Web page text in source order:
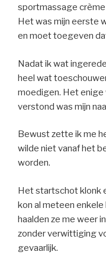
sportmassage crème
Het was mijn eerste
en moet toegeven
Nadat ik wat
heel wat
moedigen. Het enige
verstond was mijn
Bewust zette ik me
wilde niet vanaf het
worden.
Het startschot klonk
kon al meteen enkele
haalden ze me weer
zonder verwittiging
gevaarlijk.